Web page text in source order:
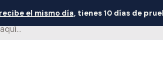
recibe el mismo día, tienes 10 días de